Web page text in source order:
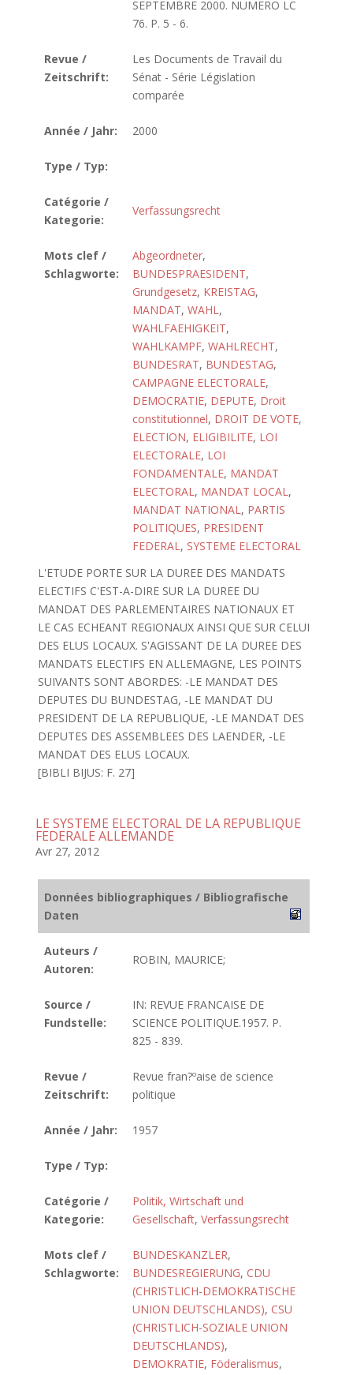
SEPTEMBRE 2000. NUMERO LC
76. P. 5 - 6.
Revue /
Zeitschrift:
Les Documents de Travail du
Sénat - Série Législation
comparée
Année / Jahr: 2000
Type / Typ:
Catégorie /
Kategorie:
Verfassungsrecht
Mots clef /
Schlagworte:
Abgeordneter,
BUNDESPRAESIDENT,
Grundgesetz, KREISTAG,
MANDAT, WAHL,
WAHLFAEHIGKEIT,
WAHLKAMPF, WAHLRECHT,
BUNDESRAT, BUNDESTAG,
CAMPAGNE ELECTORALE,
DEMOCRATIE, DEPUTE, Droit
constitutionnel, DROIT DE VOTE,
ELECTION, ELIGIBILITE, LOI
ELECTORALE, LOI
FONDAMENTALE, MANDAT
ELECTORAL, MANDAT LOCAL,
MANDAT NATIONAL, PARTIS
POLITIQUES, PRESIDENT
FEDERAL, SYSTEME ELECTORAL
L'ETUDE PORTE SUR LA DUREE DES MANDATS
ELECTIFS C'EST-A-DIRE SUR LA DUREE DU
MANDAT DES PARLEMENTAIRES NATIONAUX ET
LE CAS ECHEANT REGIONAUX AINSI QUE SUR CELUI
DES ELUS LOCAUX. S'AGISSANT DE LA DUREE DES
MANDATS ELECTIFS EN ALLEMAGNE, LES POINTS
SUIVANTS SONT ABORDES: -LE MANDAT DES
DEPUTES DU BUNDESTAG, -LE MANDAT DU
PRESIDENT DE LA REPUBLIQUE, -LE MANDAT DES
DEPUTES DES ASSEMBLEES DES LAENDER, -LE
MANDAT DES ELUS LOCAUX.
[BIBLI BIJUS: F. 27]
LE SYSTEME ELECTORAL DE LA REPUBLIQUE
FEDERALE ALLEMANDE
Avr 27, 2012
Données bibliographiques / Bibliografische
Daten
Auteurs /
Autoren:
ROBIN, MAURICE;
Source /
Fundstelle:
IN: REVUE FRANCAISE DE
SCIENCE POLITIQUE.1957. P.
825 - 839.
Revue /
Zeitschrift:
Revue fran?ºaise de science
politique
Année / Jahr: 1957
Type / Typ:
Catégorie /
Kategorie:
Politik, Wirtschaft und
Gesellschaft, Verfassungsrecht
Mots clef /
Schlagworte:
BUNDESKANZLER,
BUNDESREGIERUNG, CDU
(CHRISTLICH-DEMOKRATISCHE
UNION DEUTSCHLANDS), CSU
(CHRISTLICH-SOZIALE UNION
DEUTSCHLANDS),
DEMOKRATIE, Föderalismus,